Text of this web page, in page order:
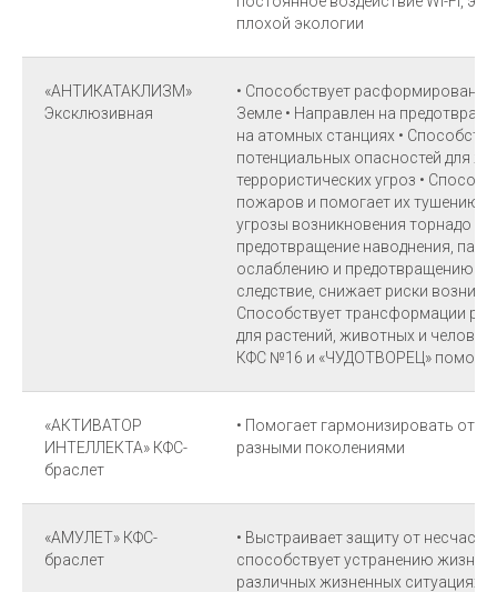
плохой экологии
«АНТИКАТАКЛИЗМ»
Эксклюзивная
• Способствует
Земле • Направлен на
на атомных станциях •
потенциальных опасностей для
террористических угроз •
пожаров и помогает их тушению •
угрозы возникновения торнадо •
предотвращение наводнения,
ослаблению и предотвращению
следствие, снижает риски
Способствует трансформации
для растений, животных и
КФС №16 и «ЧУДОТВОРЕЦ»
«АКТИВАТОР
ИНТЕЛЛЕКТА» КФС-
браслет
• Помогает гармонизировать
разными поколениями
«АМУЛЕТ» КФС-
браслет
• Выстраивает защиту от
способствует устранению
различных жизненных ситуациях